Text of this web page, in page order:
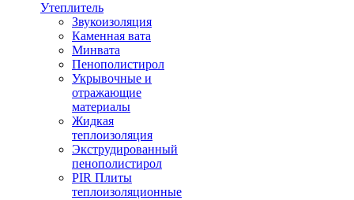
Утеплитель
Звукоизоляция
Каменная вата
Минвата
Пенополистирол
Укрывочные и
отражающие
материалы
Жидкая
теплоизоляция
Экструдированный
пенополистирол
PIR Плиты
теплоизоляционные